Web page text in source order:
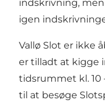
indskrivning,
igen
Vallø Slot er ikke
er tilladt at kigge
tidsrummet kl. 10
til at besøge